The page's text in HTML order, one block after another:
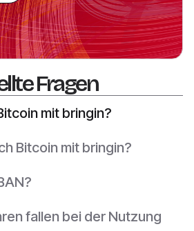
Fragen
mit bringin?
Bitcoin mit bringin?
fallen bei der Nutzung